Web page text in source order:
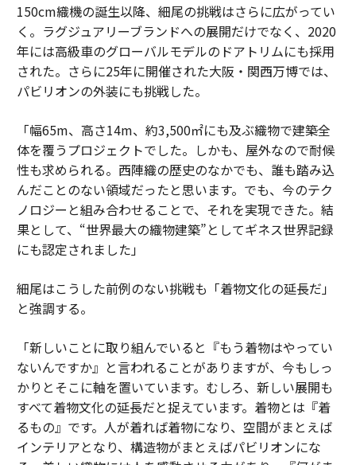
150cm織機の誕生以降、細尾の挑戦はさらに広がってい
く。ラグジュアリーブランドへの展開だけでなく、2020
年には高級車のグローバルモデルのドアトリムにも採用
された。さらに25年に開催された大阪・関西万博では、
パビリオンの外装にも挑戦した。
「幅65m、高さ14m、約3,500㎡にも及ぶ織物で建築全
体を覆うプロジェクトでした。しかも、屋外なので耐候
性も求められる。西陣織の歴史のなかでも、誰も踏み込
んだことのない領域だったと思います。でも、今のテク
ノロジーと組み合わせることで、それを実現できた。結
果として、“世界最大の織物建築”としてギネス世界記録
にも認定されました」
細尾はこうした前例のない挑戦も「着物文化の延長だ」
と強調する。
「新しいことに取り組んでいると『もう着物はやってい
ないんですか』と言われることがありますが、今もしっ
かりとそこに軸を置いています。むしろ、新しい展開も
すべて着物文化の延長だと捉えています。着物とは『着
るもの』です。人が着れば着物になり、空間がまとえば
インテリアとなり、構造物がまとえばパビリオンにな